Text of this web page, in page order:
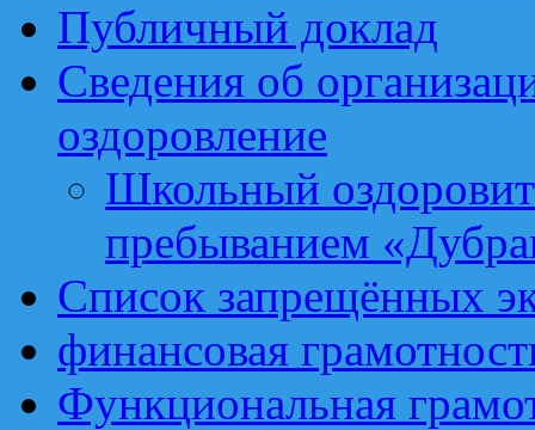
Публичный доклад
Сведения об
оздоровление
Школьный
пребыванием
Список запрещённых
финансовая
Функциональная